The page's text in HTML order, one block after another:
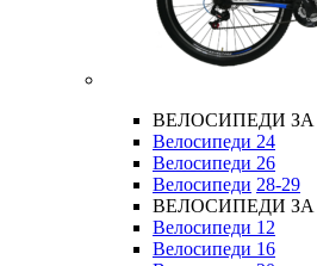
ВЕЛОСИПЕДИ ЗА
Велосипеди 24
Велосипеди 26
Велосипеди 28-29
ВЕЛОСИПЕДИ
Велосипеди 12
Велосипеди 16